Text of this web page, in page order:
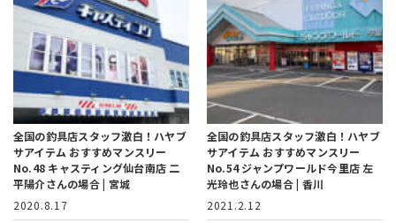
全国の釣具店スタッフ激白！ハヤブ
サアイテム おすすめマンスリー
No.48 キャスティング仙台南店 二
平陽介さんの場合 | 宮城
2020.8.17
全国の釣具店スタッフ激白！ハヤブ
サアイテム おすすめマンスリー
No.54 ジャンプワールド今里店 左
光玲也さんの場合 | 香川
2021.2.12